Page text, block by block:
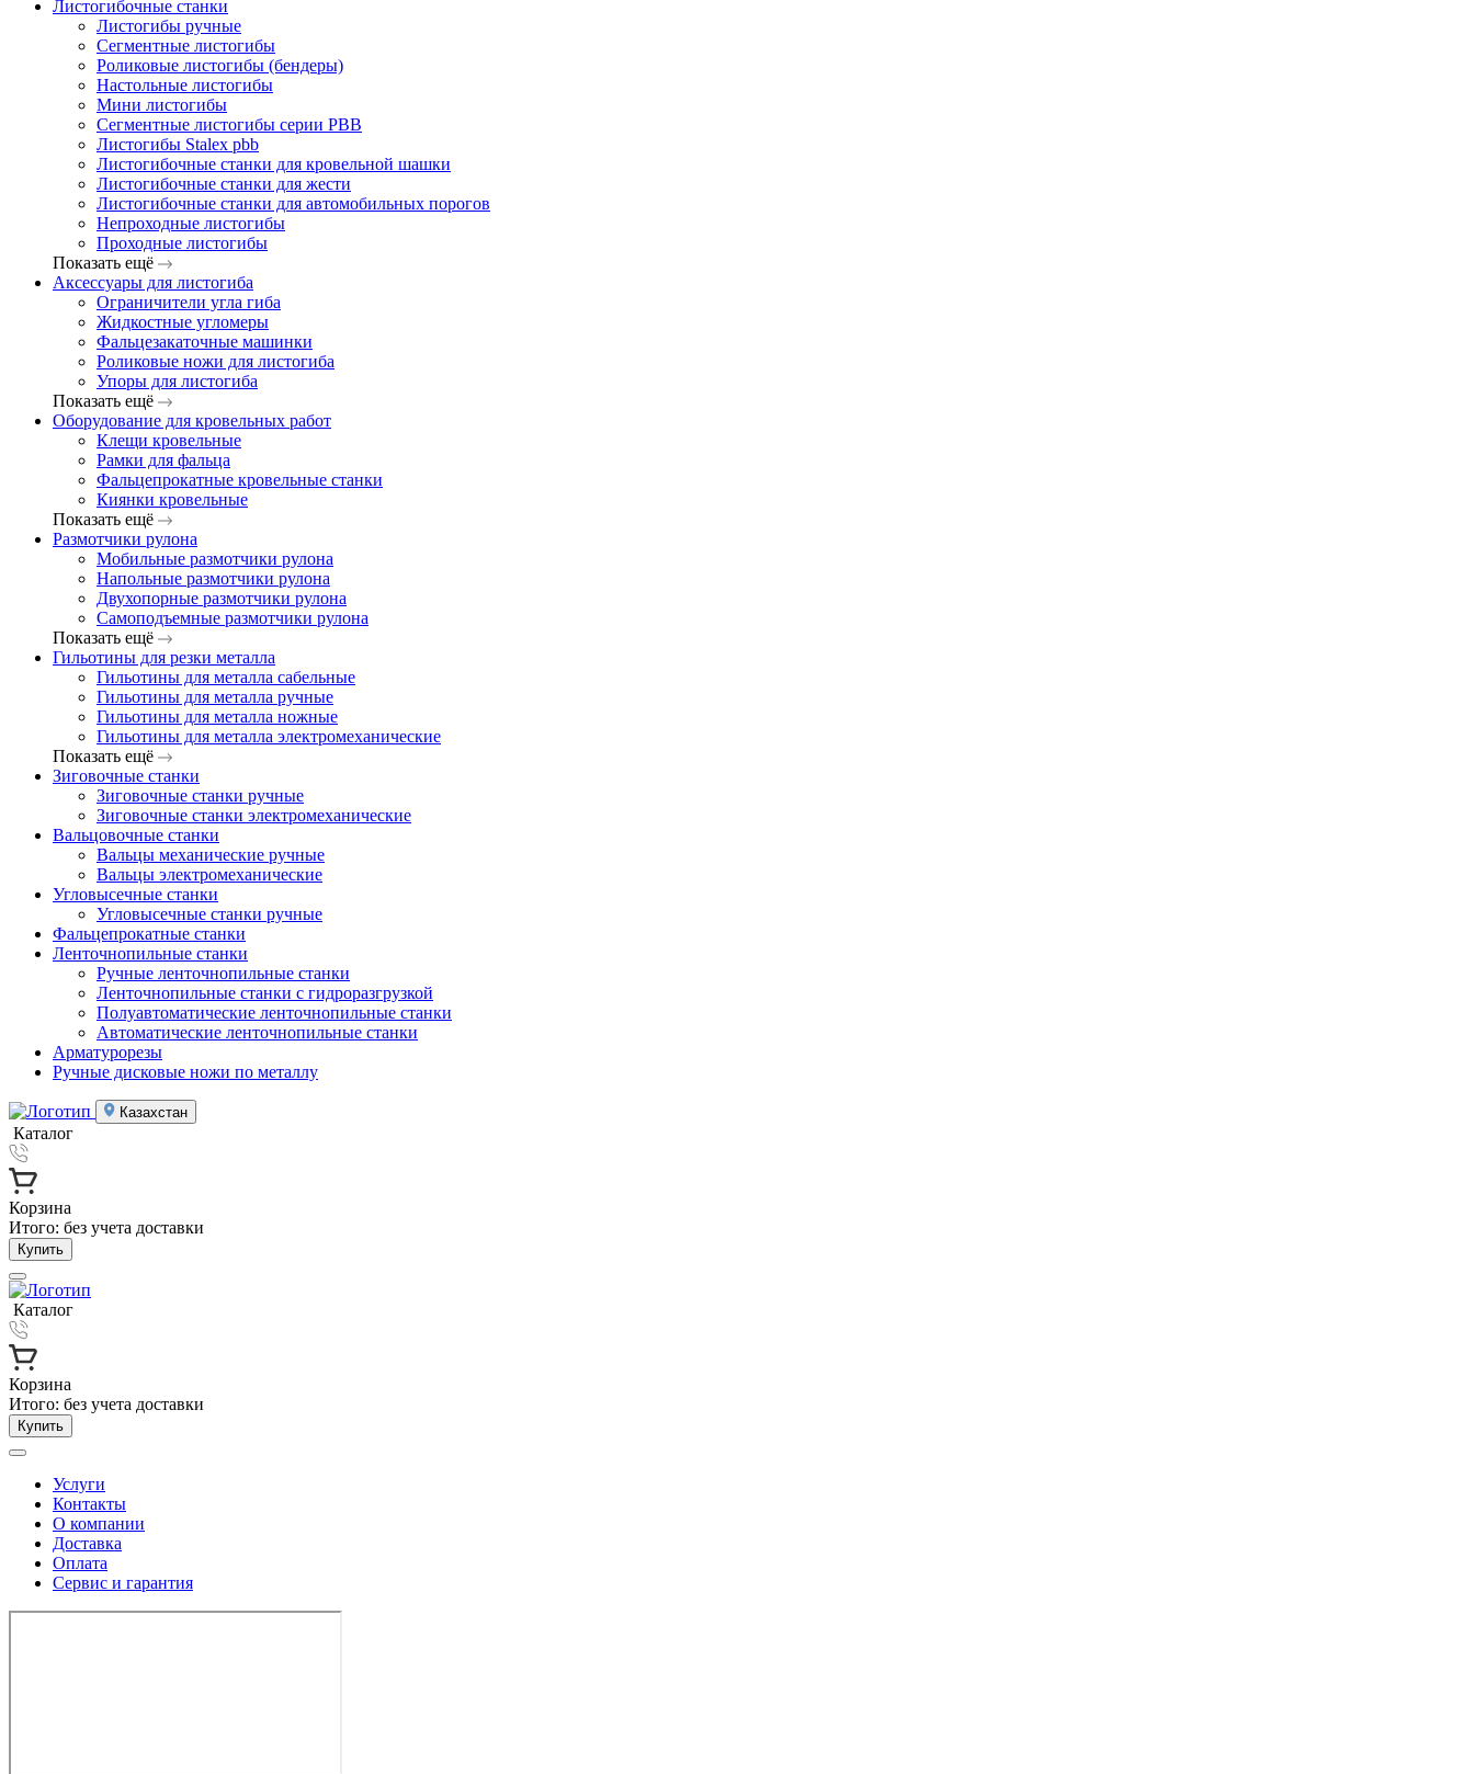
Листогибочные станки
Листогибы ручные
Сегментные листогибы
Роликовые листогибы (бендеры)
Настольные листогибы
Мини листогибы
Сегментные листогибы серии PBB
Листогибы Stalex pbb
Листогибочные станки для кровельной шашки
Листогибочные станки для жести
Листогибочные станки для автомобильных порогов
Непроходные листогибы
Проходные листогибы
Показать ещё
Аксессуары для листогиба
Ограничители угла гиба
Жидкостные угломеры
Фальцезакаточные машинки
Роликовые ножи для листогиба
Упоры для листогиба
Показать ещё
Оборудование для кровельных работ
Клещи кровельные
Рамки для фальца
Фальцепрокатные кровельные станки
Киянки кровельные
Показать ещё
Размотчики рулона
Мобильные размотчики рулона
Напольные размотчики рулона
Двухопорные размотчики рулона
Самоподъемные размотчики рулона
Показать ещё
Гильотины для резки металла
Гильотины для металла сабельные
Гильотины для металла ручные
Гильотины для металла ножные
Гильотины для металла электромеханические
Показать ещё
Зиговочные станки
Зиговочные станки ручные
Зиговочные станки электромеханические
Вальцовочные станки
Вальцы механические ручные
Вальцы электромеханические
Угловысечные станки
Угловысечные станки ручные
Фальцепрокатные станки
Ленточнопильные станки
Ручные ленточнопильные станки
Ленточнопильные станки с гидроразгрузкой
Полуавтоматические ленточнопильные станки
Автоматические ленточнопильные станки
Арматурорезы
Ручные дисковые ножи по металлу
Казахстан
Каталог
Корзина
Итого: без учета доставки
Купить
Каталог
Корзина
Итого: без учета доставки
Купить
Услуги
Контакты
О компании
Доставка
Оплата
Сервис и гарантия